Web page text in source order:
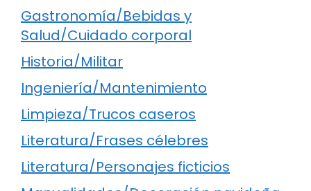
Gastronomía/Bebidas y
Salud/Cuidado corporal
Historia/Militar
Ingeniería/Mantenimiento
Limpieza/Trucos caseros
Literatura/Frases célebres
Literatura/Personajes ficticios